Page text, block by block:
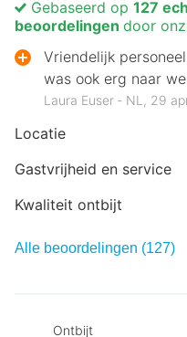
Locatie
Gastvrijheid en service
Kwaliteit ontbijt
Gebaseerd op 127
beoordelingen door
Vriendelijk
was ook erg naar
Laura Euser ‐ NL, 29
Alle beoordelingen (127)
Ontbijt